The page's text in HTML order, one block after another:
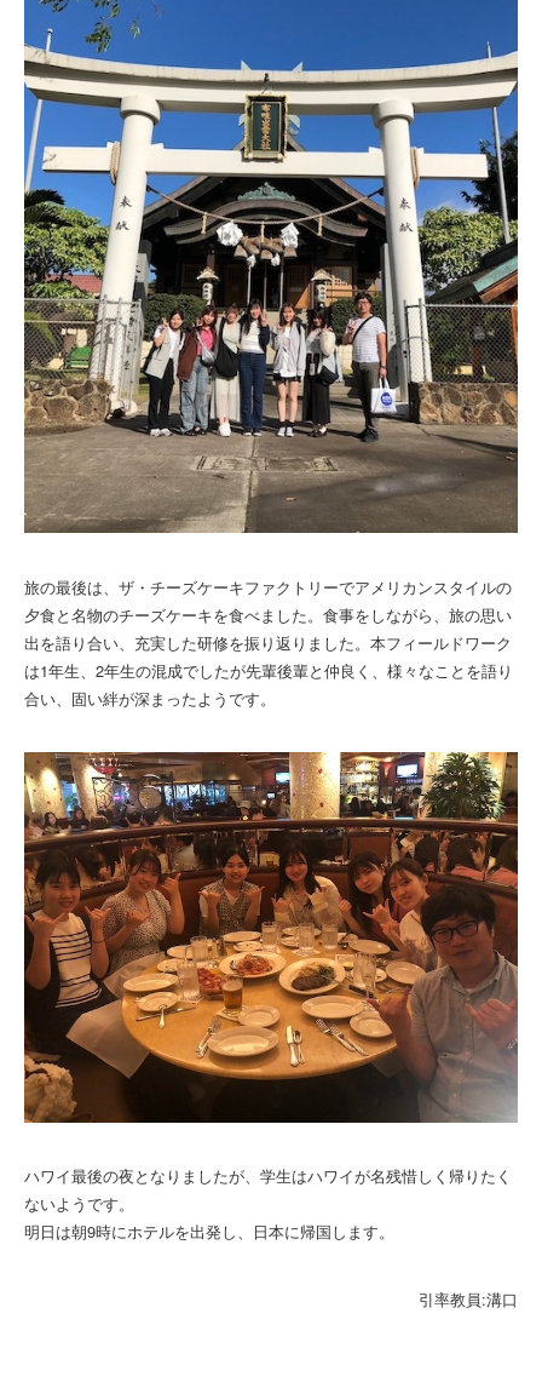
旅の最後は、ザ・ チーズケーキファクトリーでアメリカンスタイルの
夕食と名物のチーズケーキを食べました。食事をしながら、旅の思い
出を語り合い、 充実した研修を振り返りました。本フィールドワーク
は1年生、 2年生の混成でしたが先輩後輩と仲良く、様々なことを語り
合い、固い絆が深まったようです。
ハワイ最後の夜となりましたが、学生はハワイが名残惜しく帰りたく
ないようです。
明日は朝9時にホテルを出発し、日本に帰国します。
引率教員:溝口